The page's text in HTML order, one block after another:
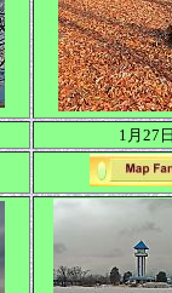
1月27日